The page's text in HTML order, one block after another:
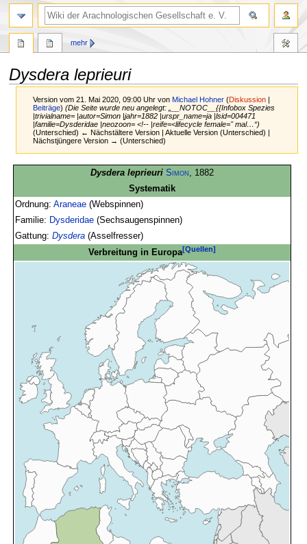
Dysdera leprieuri
Version vom 21. Mai 2020, 09:00 Uhr vonMichael Hohner (Diskussion |
Beiträge) (Die Seite wurde neu angelegt: „__NOTOC__{{Infobox Spezies
|trivialname= |autor=Simon |jahr=1882 |urspr_name=ja |lsid=004471
|familie=Dysderidae |neozoon= <!-- |reife=<lifecycle female='' mal…“)
(Unterschied) ← Nächstältere Version | Aktuelle Version (Unterschied) |
Nächstjüngere Version → (Unterschied)
springen
springen
Dysdera leprieuri Simon, 1882
Systematik
Ordnung:Araneae (Webspinnen)
Familie: Dysderidae (Sechsaugenspinnen)
Gattung:Dysdera (Asselfresser)
Verbreitung in Europa[Quellen]
mehr